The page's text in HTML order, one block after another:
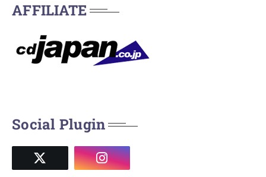
AFFILIATE
Social Plugin